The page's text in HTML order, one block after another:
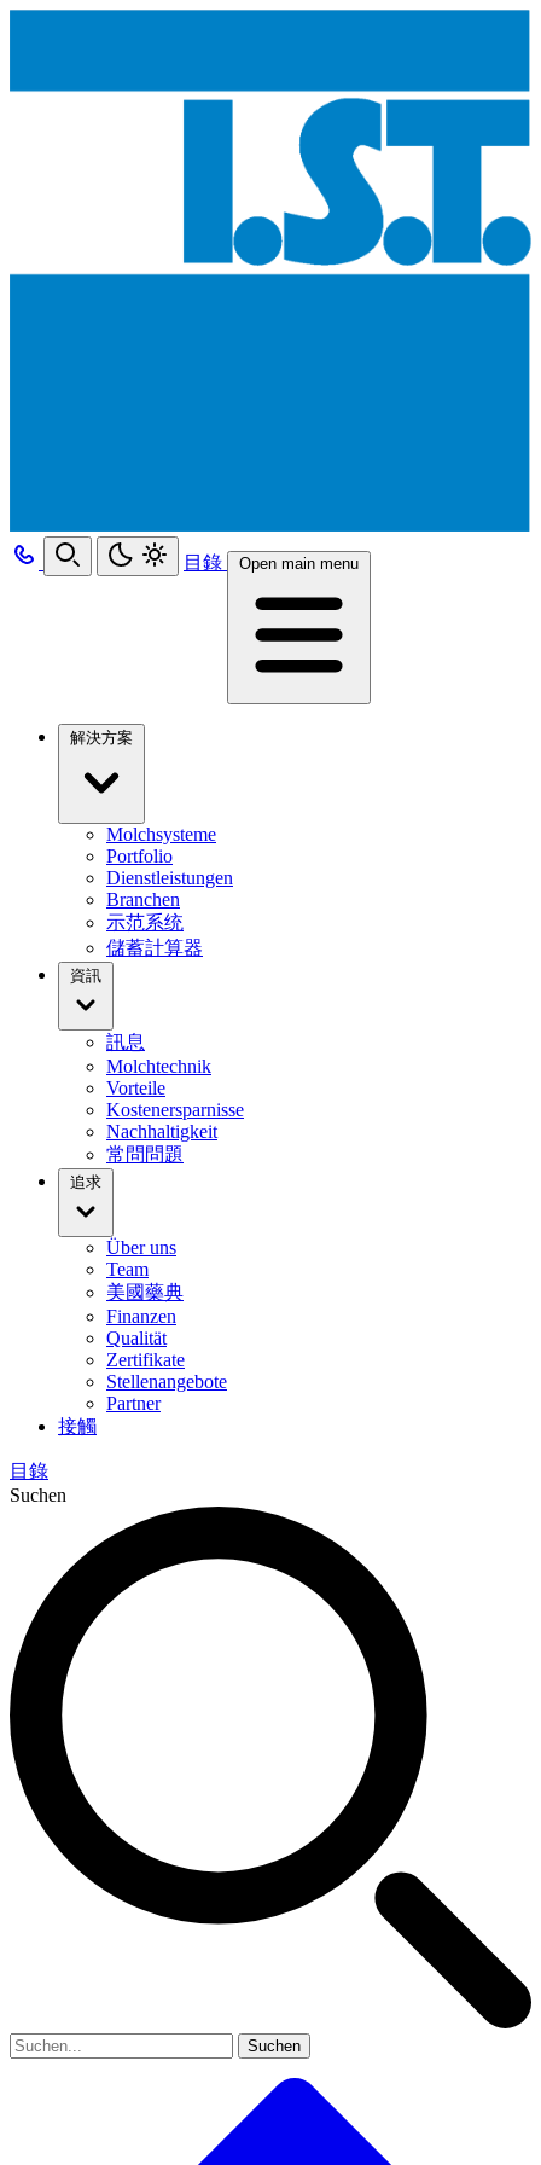
目錄 Open main menu
解決方案
Molchsysteme
Portfolio
Dienstleistungen
Branchen
示范系统
儲蓄計算器
資訊
訊息
Molchtechnik
Vorteile
Kostenersparnisse
Nachhaltigkeit
常問問題
追求
Über uns
Team
美國藥典
Finanzen
Qualität
Zertifikate
Stellenangebote
Partner
接觸
目錄
Suchen
Suchen